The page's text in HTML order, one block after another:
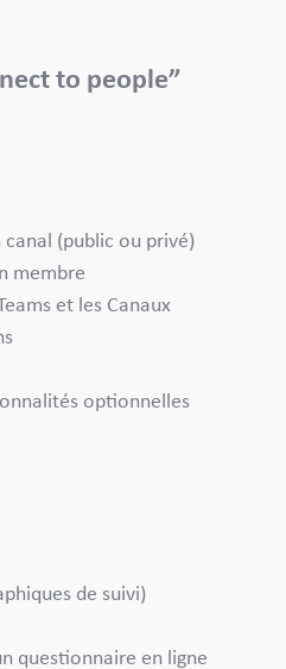
to people”
canal (public ou privé)
membre
et les Canaux
optionnelles
de suivi)
questionnaire en ligne